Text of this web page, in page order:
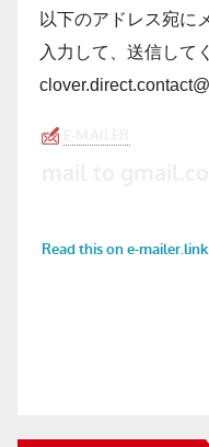
以下のアドレス宛に
入力して、送信して